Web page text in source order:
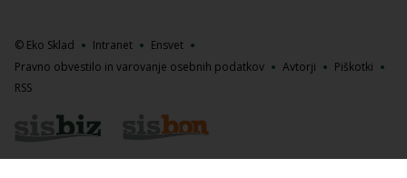
© Eko Sklad Intranet
Ensvet
Pravno obvestilo in varovanje osebnih podatkov
Avtorji
Piškotki
RSS